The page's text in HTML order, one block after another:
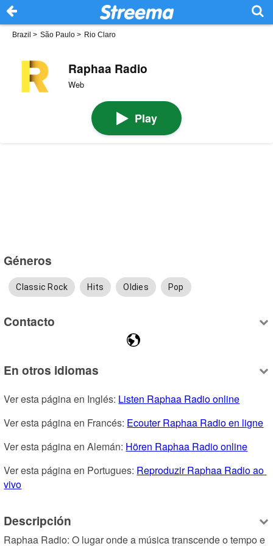
Brazil > São Paulo > Rio Claro
Raphaa Radio
Web
Play
Géneros
Classic Rock Hits Oldies Pop
Contacto
En otros idiomas
Ver esta página en Inglés: Listen Raphaa Radio online
Ver esta página en Francés: Ecouter Raphaa Radio en ligne
Ver esta página en Alemán: Hören Raphaa Radio online
Ver esta página en Portugues: Reproduzir Raphaa Radio ao
vivo
Descripción
Raphaa Radio: O lugar onde a música transcende o tempo e